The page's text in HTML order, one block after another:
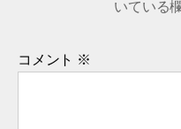
いている
コメント ※